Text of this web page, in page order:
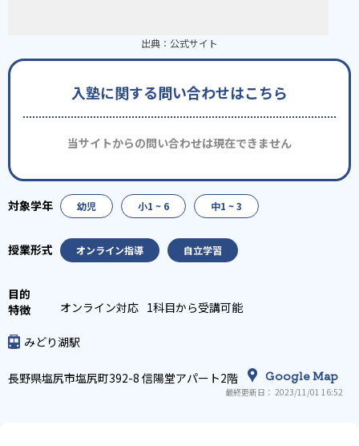
出典： 公式サイト
入塾に関する問い合わせはこちら
当サイトからの問い合わせは現在できません
幼児 小1 ~ 6 中1 ~ 3
オンライン指導 自立学習
オンライン対応 1科目から受講可能
みどり湖駅
長野県塩尻市塩尻町392-8 信陽堂アパート2階 Google Map
最終更新日： 2023/11/01 16:52